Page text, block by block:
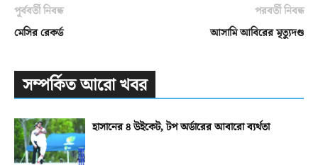
পূর্ববর্তী নিবন্ধ
মেসির রেকর্ড
পরবর্তী নিবন্ধ
আসামি আবিরের মৃত্যুদণ্ড
সম্পর্কিত আরো খবর
হাসানের ৪ উইকেট, টপ অর্ডারের আবারো ব্যর্থতা